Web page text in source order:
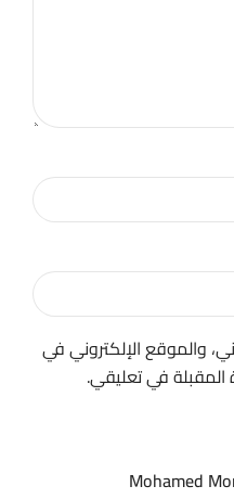
Mohamed
والموقع الإلكتروني في
في تعليقي.